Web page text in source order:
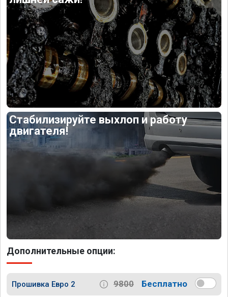
Стабилизируйте выхлоп и работу
двигателя!
Дополнительные опции:
Прошивка Евро 2 9800 Бесплатно